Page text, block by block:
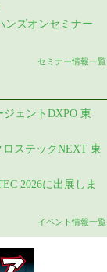
ンズオンセミナー
セミナー情報一覧
ジェントDXPO 東
ロステックNEXT 東
2026に出展しま
イベント情報一覧